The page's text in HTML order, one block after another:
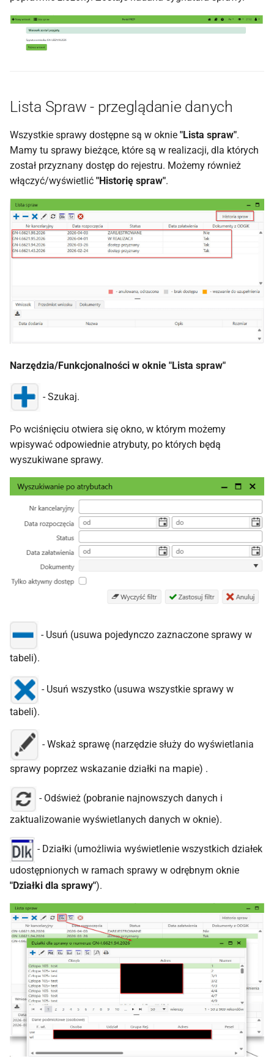
Lista Spraw - przeglądanie danych
Wszystkie sprawy dostępne są w oknie "Lista spraw".
Mamy tu sprawy bieżące, które są w realizacji, dla których
został przyznany dostęp do rejestru. Możemy również
włączyć/wyświetlić "Historię spraw".
Narzędzia/Funkcjonalności w oknie "Lista spraw"
- Szukaj.
Po wciśnięciu otwiera się okno, w którym możemy
wpisywać odpowiednie atrybuty, po których będą
wyszukiwane sprawy.
- Usuń (usuwa pojedynczo zaznaczone sprawy w
tabeli).
- Usuń wszystko (usuwa wszystkie sprawy w
tabeli).
- Wskaż sprawę (narzędzie służy do wyświetlania
sprawy poprzez wskazanie działki na mapie) .
- Odśwież (pobranie najnowszych danych i
zaktualizowanie wyświetlanych danych w oknie).
- Działki (umożliwia wyświetlenie wszystkich działek
udostępnionych w ramach sprawy w odrębnym oknie
"Działki dla sprawy").